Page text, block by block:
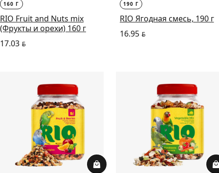
160 Г
RIO Fruit and Nuts mix
(Фрукты и орехи) 160 г
17.03 BYN
190 Г
RIO Ягодная смесь, 190 г
16.95BYN